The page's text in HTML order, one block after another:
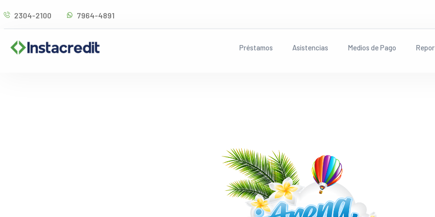
e
contenido
2304-2100 7964-4891
Préstamos Asistencias Medios de Pago